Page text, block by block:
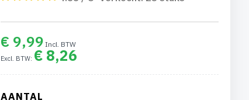
€ 9,99
€ 8,26
AANTAL